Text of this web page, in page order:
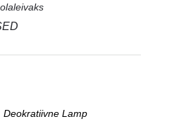
Deokratiivne Lamp